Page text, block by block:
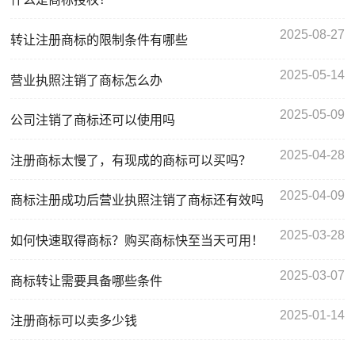
转让注册商标的限制条件有哪些 2025-08-27
营业执照注销了商标怎么办 2025-05-14
公司注销了商标还可以使用吗 2025-05-09
注册商标太慢了，有现成的商标可以买吗？ 2025-04-28
商标注册成功后营业执照注销了商标还有效吗 2025-04-09
如何快速取得商标？购买商标快至当天可用！ 2025-03-28
商标转让需要具备哪些条件 2025-03-07
注册商标可以卖多少钱 2025-01-14